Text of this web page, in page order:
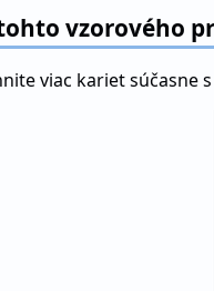
vzorového
viac kariet súčasne